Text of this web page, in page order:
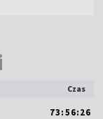
Czas
73:56:26